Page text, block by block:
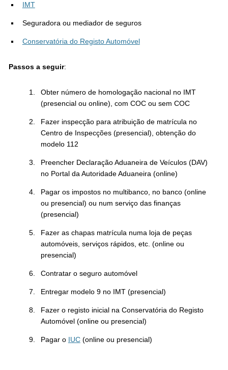
IMT
Seguradora ou mediador de seguros
Conservatória do Registo Automóvel
Passos a seguir:
Obter número de homologação nacional no IMT
(presencial ou online), com COC ou sem COC
Fazer inspecção para atribuição de matrícula no
Centro de Inspecções (presencial), obtenção do
modelo 112
Preencher Declaração Aduaneira de Veículos (DAV)
no Portal da Autoridade Aduaneira (online)
Pagar os impostos no multibanco, no banco (online
ou presencial) ou num serviço das finanças
(presencial)
Fazer as chapas matrícula numa loja de peças
automóveis, serviços rápidos, etc. (online ou
presencial)
Contratar o seguro automóvel
Entregar modelo 9 no IMT (presencial)
Fazer o registo inicial na Conservatória do Registo
Automóvel (online ou presencial)
Pagar o IUC(online ou presencial)